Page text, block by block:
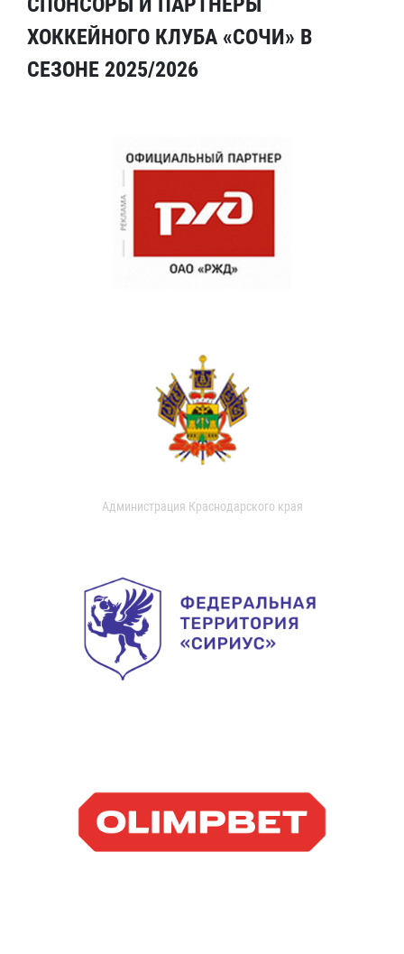
ХОККЕЙНОГО КЛУБА «СОЧИ» В
СЕЗОНЕ 2025/2026
Администрация Краснодарского края